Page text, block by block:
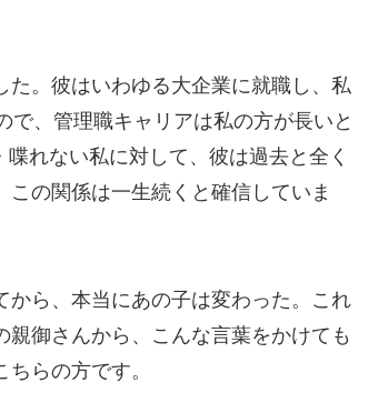
。彼はいわゆる大企業に就職し、私
、管理職キャリアは私の方が長いと
れない私に対して、彼は過去と全く
の関係は一生続くと確信していま
ら、本当にあの子は変わった。これ
御さんから、こんな言葉をかけても
らの方です。